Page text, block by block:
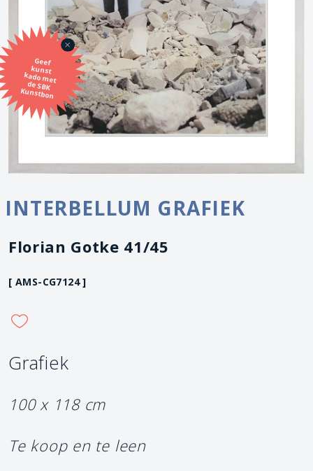
Geef
kunst
kado met
de SBK
Kunstbon
INTERBELLUM GRAFIEK
Florian Gotke 41/45
[ AMS-CG7124 ]
Grafiek
100 x 118 cm
Te koop en te leen